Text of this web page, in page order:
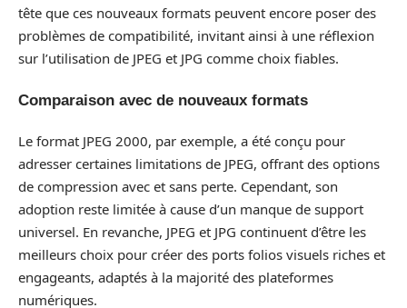
tête que ces nouveaux formats peuvent encore poser des
problèmes de compatibilité, invitant ainsi à une réflexion
sur l’utilisation de JPEG et JPG comme choix fiables.
Comparaison avec de nouveaux formats
Le format JPEG 2000, par exemple, a été conçu pour
adresser certaines limitations de JPEG, offrant des options
de compression avec et sans perte. Cependant, son
adoption reste limitée à cause d’un manque de support
universel. En revanche, JPEG et JPG continuent d’être les
meilleurs choix pour créer des ports folios visuels riches et
engageants, adaptés à la majorité des plateformes
numériques.